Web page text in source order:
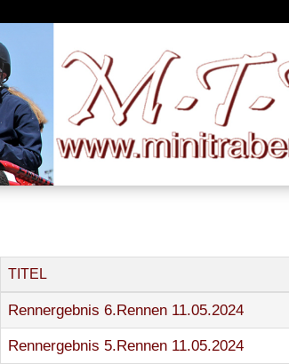
TITEL
Rennergebnis 6.Rennen 11.05.2024
Rennergebnis 5.Rennen 11.05.2024